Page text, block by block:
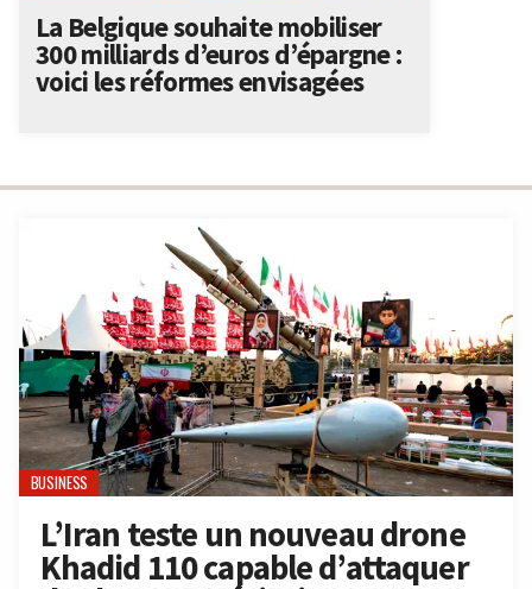
BUSINESS
L’Iran teste un nouveau drone
Khadid 110 capable d’attaquer
La Belgique souhaite mobiliser
300 milliards d’euros d’épargne :
voici les réformes envisagées